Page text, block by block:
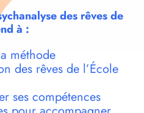
des rêves de
à :
méthode
des rêves de l’École
ses compétences